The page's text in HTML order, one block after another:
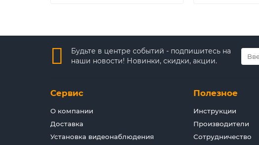
Будьте в центре событий - подпишитесь на
наши новости! Новинки, скидки, акции.
Сервис
О компании
Доставка
Установка видеонаблюдения
Полезное
Инструкции
Производители
Сотрудничество